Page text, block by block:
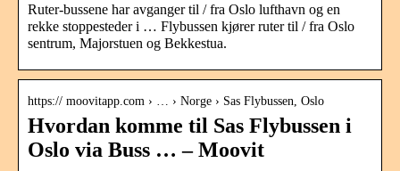
Ruter-bussene har avganger til / fra Oslo lufthavn og en
rekke stoppesteder i … Flybussen kjører ruter til / fra Oslo
sentrum, Majorstuen og Bekkestua.
https:// moovitapp.com › … › Norge › Sas Flybussen, Oslo
Hvordan komme til Sas Flybussen i
Oslo via Buss … – Moovit